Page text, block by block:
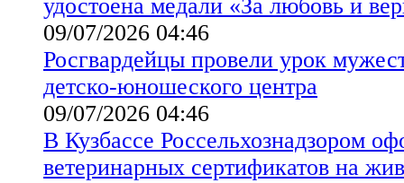
удостоена медали «За любовь и
09/07/2026 04:46
Росгвардейцы провели урок
детско-юношеского центра
09/07/2026 04:46
В Кузбассе Россельхознадзором
ветеринарных сертификатов на